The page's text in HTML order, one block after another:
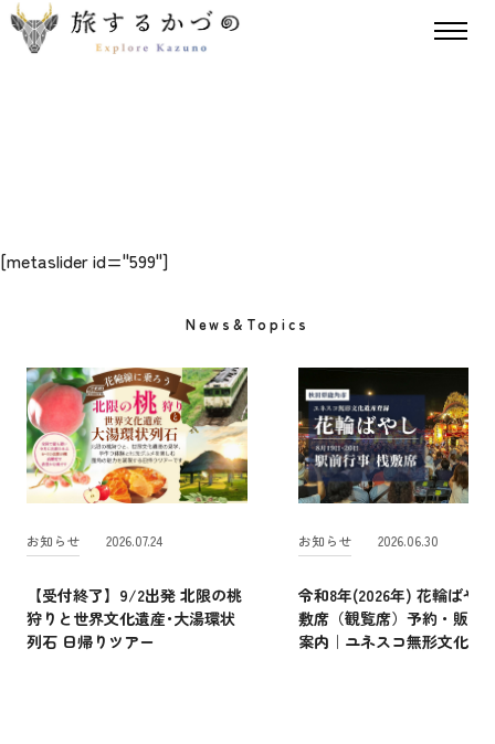
[metaslider id="599"]
News&Topics
お知らせ 2026.07.24
【受付終了】9/2出発 北限の桃
狩りと世界文化遺産･大湯環状
列石 日帰りツアー
お知らせ 2026.06.30
令和8年(2026年) 花輪ばや
敷席（観覧席）予約・販売
案内｜ユネスコ無形文化遺